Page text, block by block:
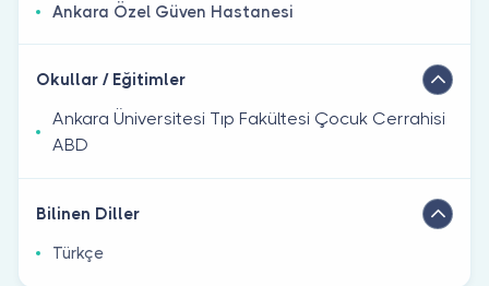
Ankara Özel Güven Hastanesi
Okullar / Eğitimler
Ankara Üniversitesi Tıp Fakültesi Çocuk Cerrahisi
ABD
Bilinen Diller
Türkçe